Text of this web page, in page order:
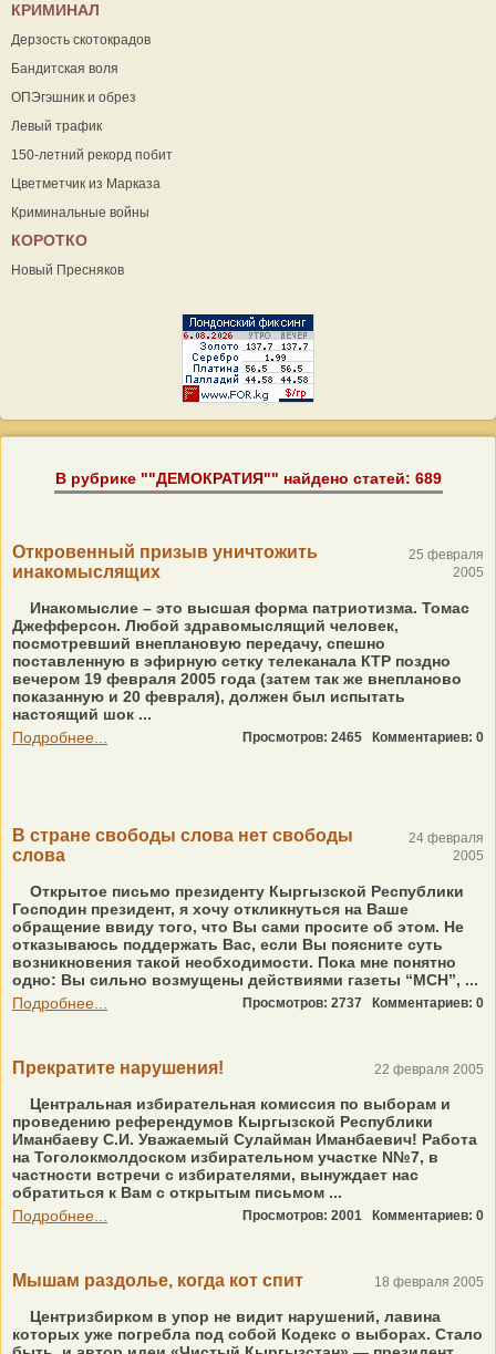
КРИМИНАЛ
Дерзость скотокрадов
Бандитская воля
ОПЭгэшник и обрез
Левый трафик
150-летний рекорд побит
Цветметчик из Марказа
Криминальные войны
КОРОТКО
Новый Пресняков
В рубрике ""ДЕМОКРАТИЯ"" найдено статей: 689
Откровенный призыв уничтожить
инакомыслящих
25 февраля
2005
Инакомыслие – это высшая форма патриотизма. Томас
Джефферсон. Любой здравомыслящий человек,
посмотревший внеплановую передачу, спешно
поставленную в эфирную сетку телеканала КТР поздно
вечером 19 февраля 2005 года (затем так же внепланово
показанную и 20 февраля), должен был испытать
настоящий шок ...
Подробнее...
Просмотров: 2465 Комментариев: 0
В стране свободы слова нет свободы
слова
24 февраля
2005
Открытое письмо президенту Кыргызской Республики
Господин президент, я хочу откликнуться на Ваше
обращение ввиду того, что Вы сами просите об этом. Не
отказываюсь поддержать Вас, если Вы поясните суть
возникновения такой необходимости. Пока мне понятно
одно: Вы сильно возмущены действиями газеты “МСН”, ...
Подробнее...
Просмотров: 2737 Комментариев: 0
Прекратите нарушения! 22 февраля 2005
Центральная избирательная комиссия по выборам и
проведению референдумов Кыргызской Республики
Иманбаеву С.И. Уважаемый Сулайман Иманбаевич! Работа
на Тоголокмолдоском избирательном участке N№7, в
частности встречи с избирателями, вынуждает нас
обратиться к Вам с открытым письмом ...
Подробнее...
Просмотров: 2001 Комментариев: 0
Мышам раздолье, когда кот спит 18 февраля 2005
Центризбирком в упор не видит нарушений, лавина
которых уже погребла под собой Кодекс о выборах. Стало